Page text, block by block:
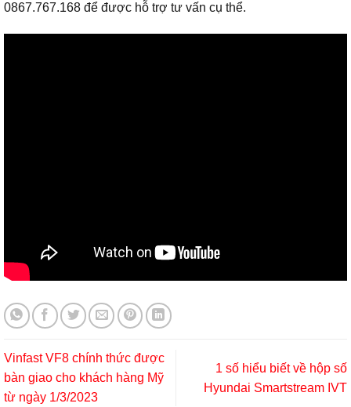
0867.767.168 để được hỗ trợ tư vấn cụ thể.
Vinfast VF8 chính thức được
bàn giao cho khách hàng Mỹ
từ ngày 1/3/2023
1 số hiểu biết về hộp số
Hyundai Smartstream IVT